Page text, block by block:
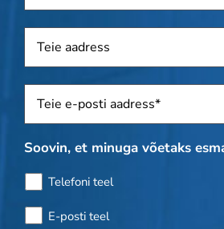
Aadress
Sposti *
Soovin, et minuga võetaks
Telefoni teel
E-posti teel